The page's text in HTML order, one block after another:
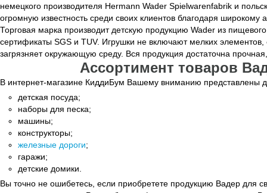
немецкого производителя Hermann Wader Spielwarenfabrik и
огромную известность среди своих клиентов благодаря широкому
Торговая марка производит детскую продукцию Wader из
сертификаты SGS и TUV. Игрушки не включают мелких
загрязняет окружающую среду. Вся продукция достаточна
Ассортимент товаров
В интернет-магазине КиддиБум Вашему вниманию представлены
детская посуда;
наборы для песка;
машины;
конструкторы;
железные дороги;
гаражи;
детские домики.
Вы точно не ошибетесь, если приобретете продукцию Вадер для